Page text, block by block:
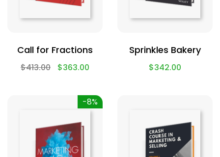
Call for Fractions
$413.00 $363.00
Sprinkles Bakery
$342.00
-8%